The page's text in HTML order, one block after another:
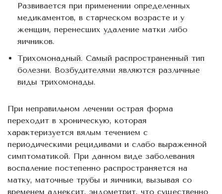
Развивается при применении определенных
медикаментов, в старческом возрасте и у
женщин, перенесших удаление матки либо
яичников.
Трихомонадный. Самый распространенный тип
болезни. Возбудителями являются различные
виды трихомонады.
При неправильном лечении острая форма
переходит в хроническую, которая
характеризуется вялым течением с
периодическими рецидивами и слабо выраженной
симптоматикой. При данном виде заболевания
воспаление постепенно распространяется на
матку, маточные трубы и яичники, вызывая со
временем аднексит, эндометрит, что существенно